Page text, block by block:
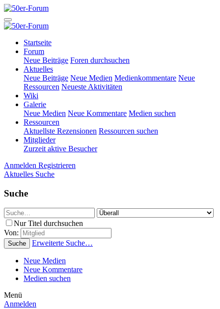
Startseite
Forum
Neue Beiträge Foren durchsuchen
Aktuelles
Neue Beiträge Neue Medien Medienkommentare Neue
Ressourcen Neueste Aktivitäten
Wiki
Galerie
Neue Medien Neue Kommentare Medien suchen
Ressourcen
Aktuellste Rezensionen Ressourcen suchen
Mitglieder
Zurzeit aktive Besucher
Anmelden Registrieren
Aktuelles Suche
Suche
Nur Titel durchsuchen
Von:
Suche Erweiterte Suche…
Neue Medien
Neue Kommentare
Medien suchen
Menü
Anmelden